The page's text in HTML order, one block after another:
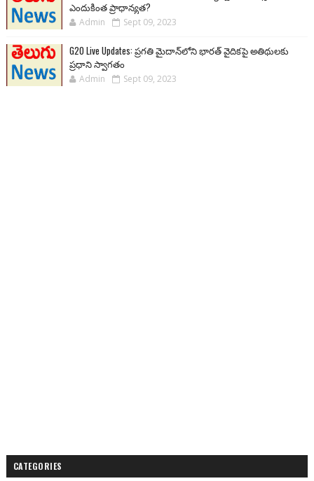
ఎందుకింత ప్రాధాన్యత?
Admin Sept 09, 2023
G20 Live Updates: ప్రగతి మైదాన్‌లోని భారత్ వైదికపై అతిథులకు
ప్రధాని స్వాగతం
Admin Sept 09, 2023
CATEGORIES